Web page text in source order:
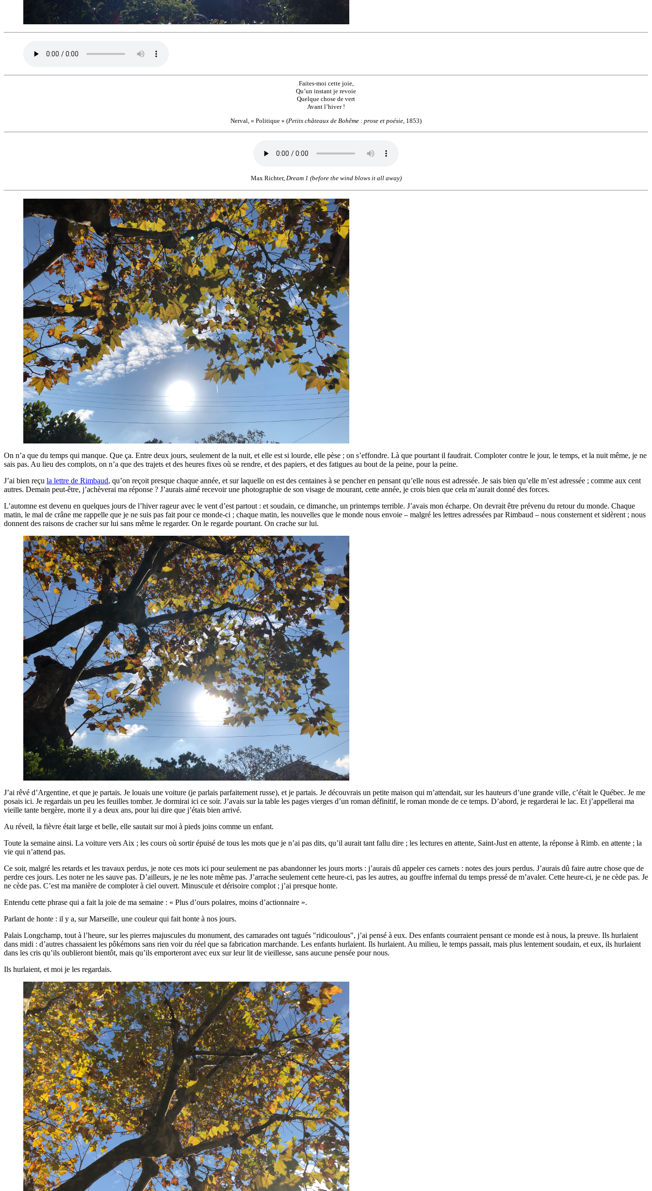
Faites-moi cette joie,
Qu’un instant je revoie
Quelque chose de vert
Avant l’hiver !
Nerval, « Politique » (Petits châteaux de Bohême : prose et poésie, 1853)
Max Richter, Dream 1 (before the wind blows it all away)
On n’a que du temps qui manque. Que ça. Entre deux jours, seulement de la nuit, et elle est si lourde, elle pèse ; on s’effondre. Là que pourtant il faudrait. Comploter contre le jour, le temps, et la nuit même, je ne
sais pas. Au lieu des complots, on n’a que des trajets et des heures fixes où se rendre, et des papiers, et des fatigues au bout de la peine, pour la peine.
J’ai bien reçu la lettre de Rimbaud, qu’on reçoit presque chaque année, et sur laquelle on est des centaines à se pencher en pensant qu’elle nous est adressée. Je sais bien qu’elle m’est adressée ; comme aux cent
autres. Demain peut-être, j’achèverai ma réponse ? J’aurais aimé recevoir une photographie de son visage de mourant, cette année, je crois bien que cela m’aurait donné des forces.
L’automne est devenu en quelques jours de l’hiver rageur avec le vent d’est partout : et soudain, ce dimanche, un printemps terrible. J’avais mon écharpe. On devrait être prévenu du retour du monde. Chaque
matin, le mal de crâne me rappelle que je ne suis pas fait pour ce monde-ci ; chaque matin, les nouvelles que le monde nous envoie – malgré les lettres adressées par Rimbaud – nous consternent et sidèrent ; nous
donnent des raisons de cracher sur lui sans même le regarder. On le regarde pourtant. On crache sur lui.
J’ai rêvé d’Argentine, et que je partais. Je louais une voiture (je parlais parfaitement russe), et je partais. Je découvrais un petite maison qui m’attendait, sur les hauteurs d’une grande ville, c’était le Québec. Je me
posais ici. Je regardais un peu les feuilles tomber. Je dormirai ici ce soir. J’avais sur la table les pages vierges d’un roman définitif, le roman monde de ce temps. D’abord, je regarderai le lac. Et j’appellerai ma
vieille tante bergère, morte il y a deux ans, pour lui dire que j’étais bien arrivé.
Au réveil, la fièvre était large et belle, elle sautait sur moi à pieds joins comme un enfant.
Toute la semaine ainsi. La voiture vers Aix ; les cours où sortir épuisé de tous les mots que je n’ai pas dits, qu’il aurait tant fallu dire ; les lectures en attente, Saint-Just en attente, la réponse à Rimb. en attente ; la
vie qui n’attend pas.
Ce soir, malgré les retards et les travaux perdus, je note ces mots ici pour seulement ne pas abandonner les jours morts : j’aurais dû appeler ces carnets : notes des jours perdus. J’aurais dû faire autre chose que de
perdre ces jours. Les noter ne les sauve pas. D’ailleurs, je ne les note même pas. J’arrache seulement cette heure-ci, pas les autres, au gouffre infernal du temps pressé de m’avaler. Cette heure-ci, je ne cède pas. Je
ne cède pas. C’est ma manière de comploter à ciel ouvert. Minuscule et dérisoire complot ; j’ai presque honte.
Entendu cette phrase qui a fait la joie de ma semaine : « Plus d’ours polaires, moins d’actionnaire ».
Parlant de honte : il y a, sur Marseille, une couleur qui fait honte à nos jours.
Palais Longchamp, tout à l’heure, sur les pierres majuscules du monument, des camarades ont tagués "ridicoulous", j’ai pensé à eux. Des enfants courraient pensant ce monde est à nous, la preuve. Ils hurlaient
dans midi : d’autres chassaient les pôkémons sans rien voir du réel que sa fabrication marchande. Les enfants hurlaient. Ils hurlaient. Au milieu, le temps passait, mais plus lentement soudain, et eux, ils hurlaient
dans les cris qu’ils oublieront bientôt, mais qu’ils emporteront avec eux sur leur lit de vieillesse, sans aucune pensée pour nous.
Ils hurlaient, et moi je les regardais.